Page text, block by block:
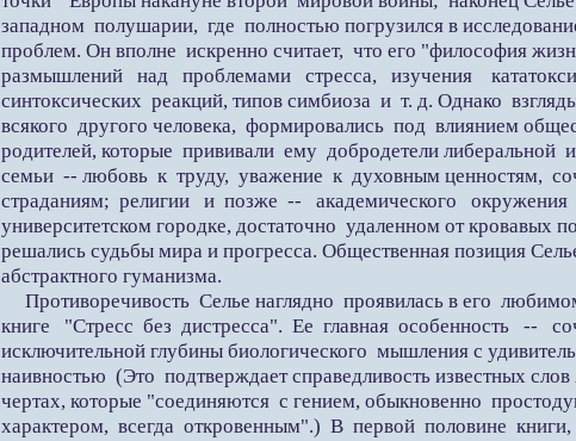
западном полушарии, где полностью погрузился в
проблем. Он вполне искренно считает, что его "философия
размышлений над проблемами стресса, изучения
синтоксических реакций, типов симбиоза и т. д. Однако
всякого другого человека, формировались под влиянием
родителей, которые прививали ему добродетели либеральной
семьи -- любовь к труду, уважение к духовным ценностям,
страданиям; религии и позже -- академического
университетском городке, достаточно удаленном от кровавых
решались судьбы мира и прогресса. Общественная позиция
абстрактного гуманизма.
Противоречивость Селье наглядно проявилась в его
книге "Стресс без дистресса". Ее главная особенность --
исключительной глубины биологического мышления с
наивностью (Это подтверждает справедливость известных
чертах, которые "соединяются с гением, обыкновенно
характером, всегда откровенным".) В первой половине